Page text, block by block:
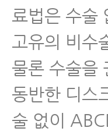
료법은 수술
고유의 비수
물론 수술을
동반한 디스
술 없이